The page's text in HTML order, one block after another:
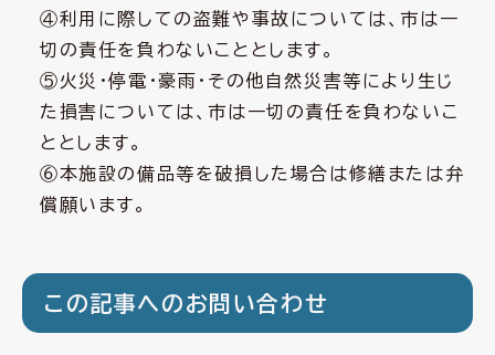
④利用に際しての盗難や事故については、市は一
切の責任を負わないこととします。
⑤火災・停電・豪雨・その他自然災害等により生じ
た損害については、市は一切の責任を負わないこ
ととします。
⑥本施設の備品等を破損した場合は修繕または弁
償願います。
この記事へのお問い合わせ